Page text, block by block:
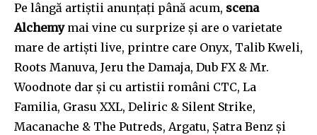
Join our community of
SUBSCRIBERS and be part of the
conversation.
Pe lângă artiștii anunțați până acum, scena
Alchemy mai vine cu surprize și are o varietate
mare de artiști live, printre care Onyx, Talib Kweli,
Roots Manuva, Jeru the Damaja, Dub FX & Mr.
Woodnote dar și cu artistii români CTC, La
Familia, Grasu XXL, Deliric & Silent Strike,
Macanache & The Putreds, Argatu, Șatra Benz și